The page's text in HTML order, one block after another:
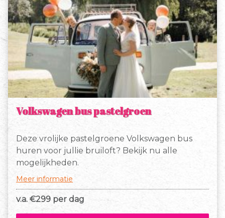
Volkswagen bus pastelgroen
Deze vrolijke pastelgroene Volkswagen bus
huren voor jullie bruiloft? Bekijk nu alle
mogelijkheden.
Meer informatie
v.a. €299 per dag